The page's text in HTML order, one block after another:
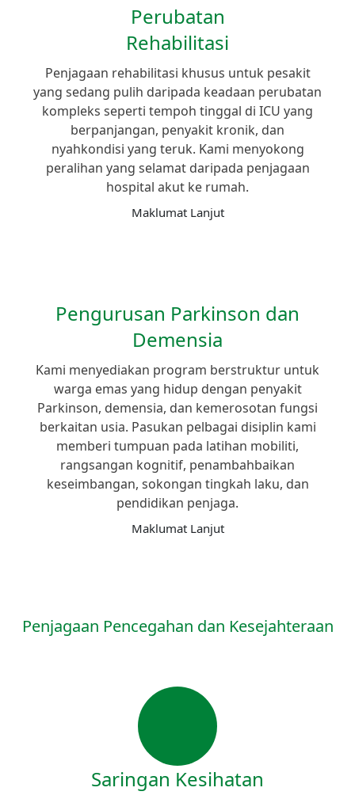
Perubatan
Rehabilitasi
Penjagaan rehabilitasi khusus untuk pesakit
yang sedang pulih daripada keadaan perubatan
kompleks seperti tempoh tinggal di ICU yang
berpanjangan, penyakit kronik, dan
nyahkondisi yang teruk. Kami menyokong
peralihan yang selamat daripada penjagaan
hospital akut ke rumah.
Maklumat Lanjut
Pengurusan Parkinson dan
Demensia
Kami menyediakan program berstruktur untuk
warga emas yang hidup dengan penyakit
Parkinson, demensia, dan kemerosotan fungsi
berkaitan usia. Pasukan pelbagai disiplin kami
memberi tumpuan pada latihan mobiliti,
rangsangan kognitif, penambahbaikan
keseimbangan, sokongan tingkah laku, dan
pendidikan penjaga.
Maklumat Lanjut
Penjagaan Pencegahan dan Kesejahteraan
Saringan Kesihatan